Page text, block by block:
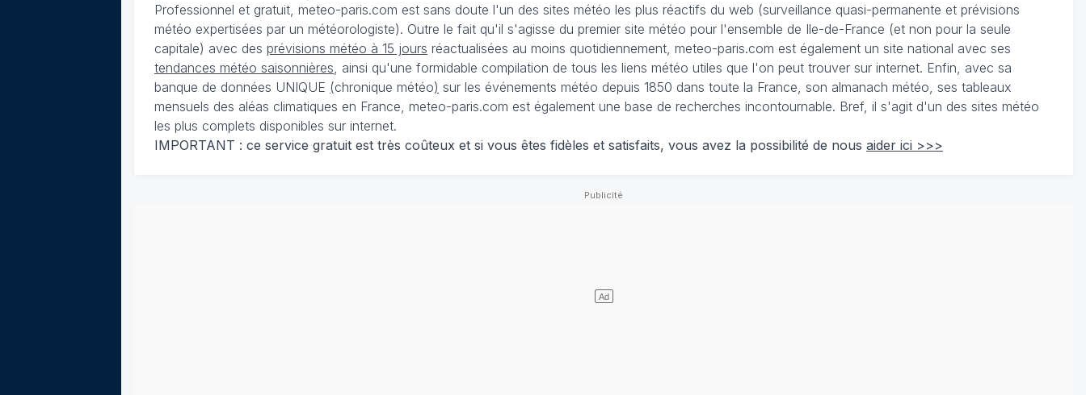
Professionnel et gratuit, meteo-paris.com est sans doute l'un des sites météo les plus réactifs du web (surveillance quasi-permanente et prévisions
météo expertisées par un météorologiste). Outre le fait qu'il s'agisse du premier site météo pour l'ensemble de Ile-de-France (et non pour la seule
capitale) avec des prévisions météo à 15 jours réactualisées au moins quotidiennement, meteo-paris.com est également un site national avec ses
tendances météo saisonnières , ainsi qu'une formidable compilation de tous les liens météo utiles que l'on peut trouver sur internet. Enfin, avec sa
banque de données UNIQUE (chronique météo) sur les événements météo depuis 1850 dans toute la France, son almanach météo, ses tableaux
mensuels des aléas climatiques en France, meteo-paris.com est également une base de recherches incontournable. Bref, il s'agit d'un des sites météo
les plus complets disponibles sur internet.
IMPORTANT : ce service gratuit est très coûteux et si vous êtes fidèles et satisfaits, vous avez la possibilité de nous aider ici >>>